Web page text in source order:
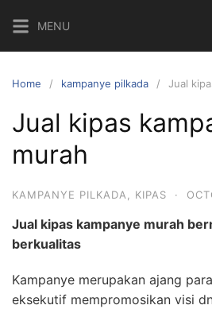
content
MENU
Home kampanye pilkada Jual
Jual kipas
murah
KAMPANYE PILKADA KIPAS ·
Jual kipas kampanye murah
berkualitas
Kampanye merupakan ajang
eksekutif mempromosikan visi